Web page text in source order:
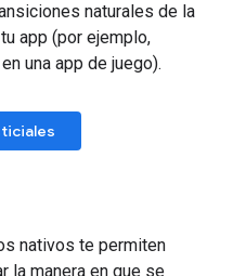
naturales de la
app (por ejemplo,
una app de juego).
nativos te permiten
la manera en que se